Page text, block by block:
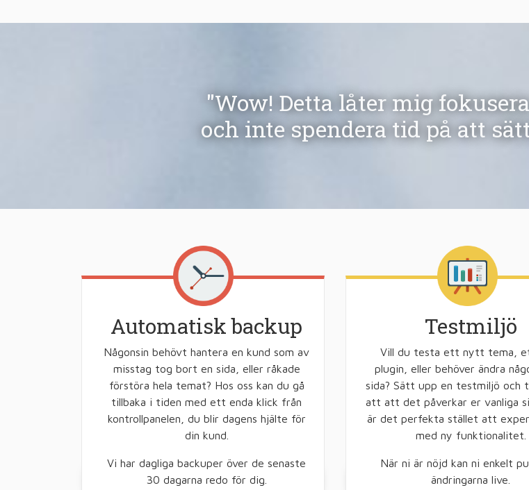
"Wow! Detta låter mig
och inte spendera tid på att
Automatisk backup
Någonsin behövt hantera en kund som av
misstag tog bort en sida, eller råkade
förstöra hela temat? Hos oss kan du gå
tillbaka i tiden med ett enda klick från
kontrollpanelen, du blir dagens hjälte för
din kund.
Vi har dagliga backuper över de senaste
30 dagarna redo för dig.
Testmiljö
Vill du testa ett nytt tema,
plugin, eller behöver ändra
sida? Sätt upp en testmiljö och
att att det påverkar er vanliga
är det perfekta stället att
med ny funktionalitet.
När ni är nöjd kan ni enkelt
ändringarna live.